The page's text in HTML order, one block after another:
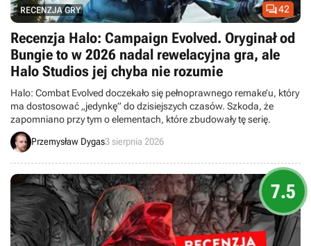
42
RECENZJA GRY
Recenzja Halo: Campaign Evolved. Oryginał od
Bungie to w 2026 nadal rewelacyjna gra, ale
Halo Studios jej chyba nie rozumie
Halo: Combat Evolved doczekało się pełnoprawnego remake’u, który
ma dostosować „jedynkę” do dzisiejszych czasów. Szkoda, że
zapomniano przy tym o elementach, które zbudowały tę serię.
Przemysław Dygas3 sierpnia 2026
7.5